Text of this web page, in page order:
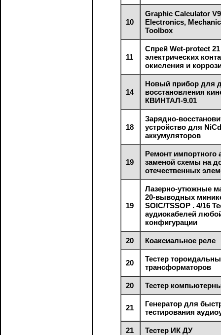
10
Graphic Calculator
Electronics,
Toolbox
11
Спрей Wet-protect
электрических
окисления и
14
Новый прибор для
восстановления
КВИНТАЛ-9.01
18
Зарядно-
устройство для
аккумуляторов
19
Ремонт импортного
заменой схемы на
отечественных
19
Лазерно-утюжные
20-выводных
SOIC/TSSOP . 4/16
аудиокабелей
конфигурации
20 Коаксиальное реле
20
Тестер
трансформаторов
20 Тестер
21
Генератор для
тестирования
21 Тестер ИК ДУ